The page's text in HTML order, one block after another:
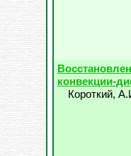
конвекции-
Короткий,